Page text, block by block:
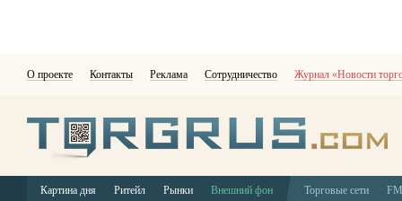
О проекте Контакты Реклама Сотрудничество Журнал «Новости
Картина дня Ритейл Рынки Внешний фон Торговые сети